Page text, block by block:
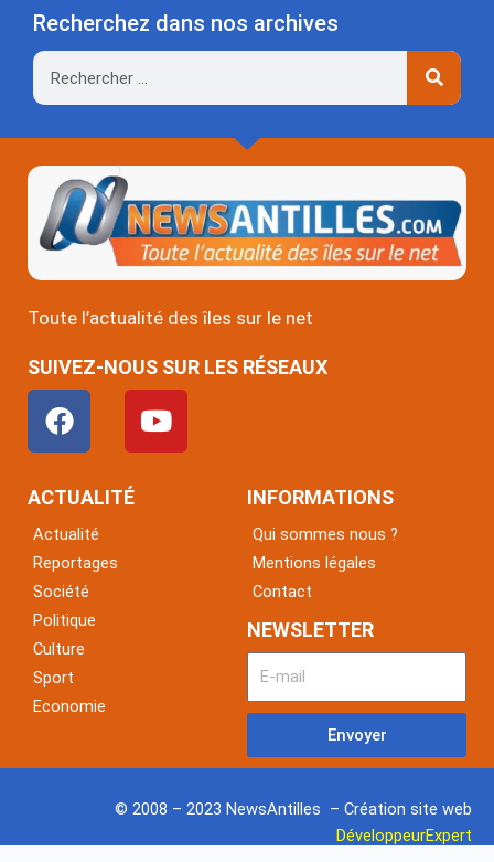
Recherchez dans nos archives
Rechercher
Toute l’actualité des îles sur le net
SUIVEZ-NOUS SUR LES RÉSEAUX
F
a
c
e
o
o
k
Y
o
u
ACTUALITÉ
Actualité
Reportages
Société
Politique
Culture
Sport
Economie
INFORMATIONS
Qui sommes nous ?
Mentions légales
Contact
NEWSLETTER
Envoyer
© 2008 – 2023 NewsAntilles – Création site web
DéveloppeurExpert